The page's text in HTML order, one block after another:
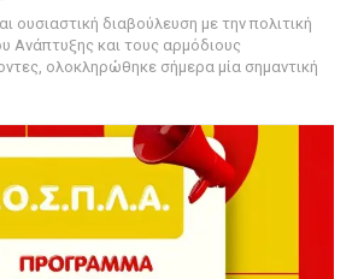
ουσιαστική διαβούλευση με την πολιτική
Ανάπτυξης και τους αρμόδιους
ολοκληρώθηκε σήμερα μία σημαντική